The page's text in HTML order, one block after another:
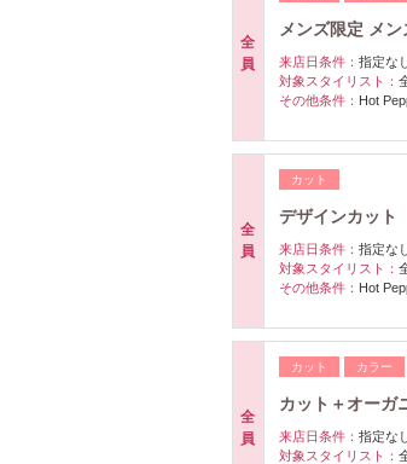
全
員
メンズ限定 メ
来店日条件： 指定な
対象スタイリスト：
その他条件： Hot
全
員
カット
デザインカッ
来店日条件： 指定な
対象スタイリスト：
その他条件： Hot
全
員
カット カラー
カット＋オーガ
来店日条件： 指定な
対象スタイリスト：